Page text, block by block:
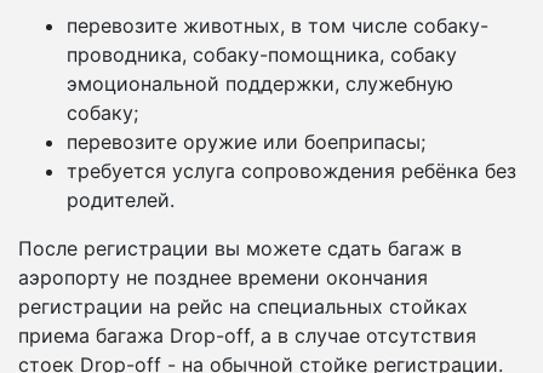
перевозите животных, в том числе собаку-
проводника, собаку-помощника, собаку
эмоциональной поддержки, служебную
собаку;
перевозите оружие или боеприпасы;
требуется услуга сопровождения ребёнка без
родителей.
После регистрации вы можете сдать багаж в
аэропорту не позднее времени окончания
регистрации на рейс на специальных стойках
приема багажа Drop-off, а в случае отсутствия
стоек Drop-off - на обычной стойке регистрации.